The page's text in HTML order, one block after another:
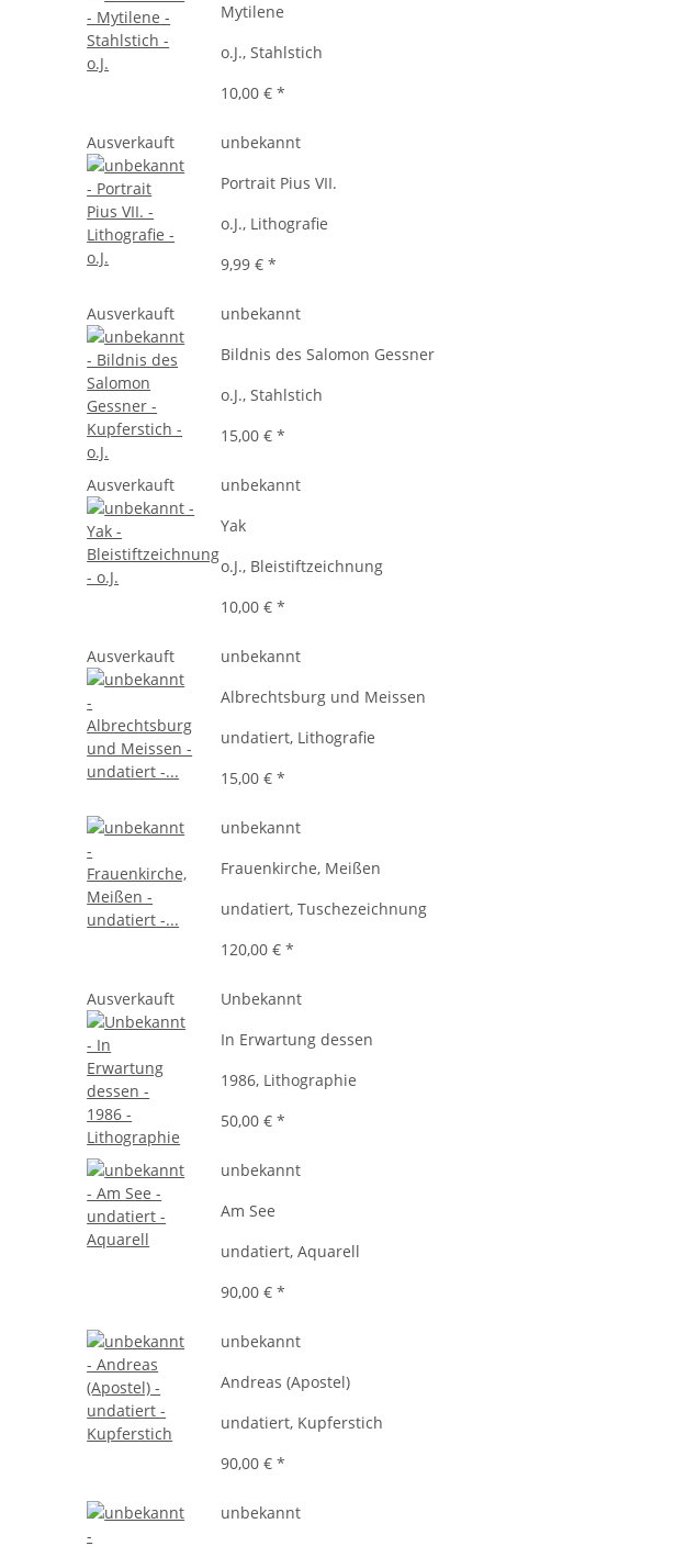
Mytilene
o.J., Stahlstich
10,00 €*
Ausverkauft
unbekannt
Portrait Pius VII.
o.J., Lithografie
9,99 €*
Ausverkauft
unbekannt
Bildnis des Salomon Gessner
o.J., Stahlstich
15,00 €*
Ausverkauft
unbekannt
Yak
o.J., Bleistiftzeichnung
10,00 €*
Ausverkauft
unbekannt
Albrechtsburg und Meissen
undatiert, Lithografie
15,00 €*
unbekannt
Frauenkirche, Meißen
undatiert, Tuschezeichnung
120,00 €*
Ausverkauft
Unbekannt
In Erwartung dessen
1986, Lithographie
50,00 €*
unbekannt
Am See
undatiert, Aquarell
90,00 €*
unbekannt
Andreas (Apostel)
undatiert, Kupferstich
90,00 €*
unbekannt